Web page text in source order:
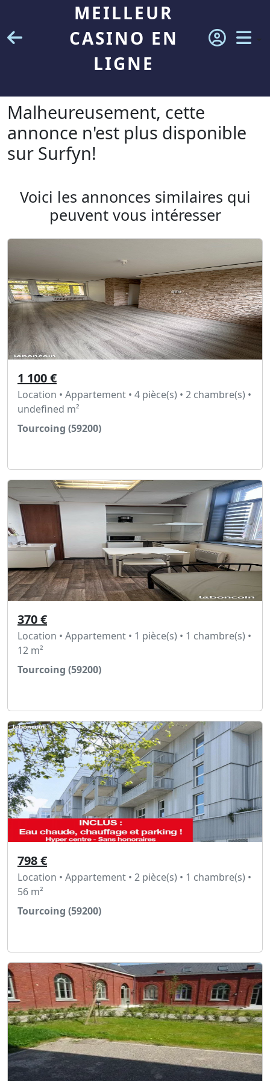
MEILLEUR
CASINO EN
LIGNE
Malheureusement, cette
annonce n'est plus disponible
sur Surfyn!
Voici les annonces similaires qui
peuvent vous intéresser
1 100 €
Location • Appartement • 4 pièce(s) • 2 chambre(s) •
undefined m²
Tourcoing (59200)
370 €
Location • Appartement • 1 pièce(s) • 1 chambre(s) •
12 m²
Tourcoing (59200)
798 €
Location • Appartement • 2 pièce(s) • 1 chambre(s) •
56 m²
Tourcoing (59200)